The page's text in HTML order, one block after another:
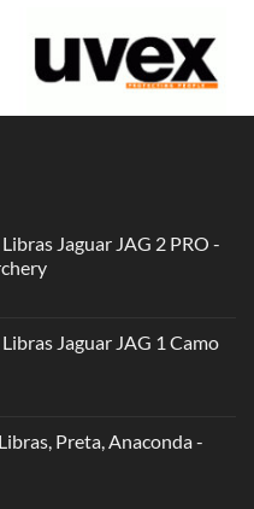
Jaguar JAG 2 PRO -
Jaguar JAG 1 Camo
Preta, Anaconda -